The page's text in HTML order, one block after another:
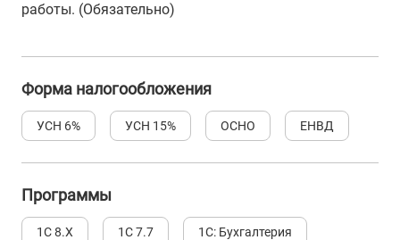
работы. (Обязательно)
Форма налогообложения
УСН 6% УСН 15% ОСНО ЕНВД
Программы
1С 8.Х 1С 7.7 1С: Бухгалтерия